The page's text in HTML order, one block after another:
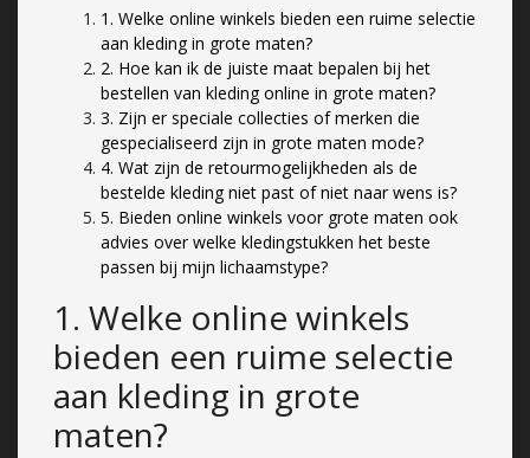
1. Welke online winkels bieden een ruime selectie
aan kleding in grote maten?
2. Hoe kan ik de juiste maat bepalen bij het
bestellen van kleding online in grote maten?
3. Zijn er speciale collecties of merken die
gespecialiseerd zijn in grote maten mode?
4. Wat zijn de retourmogelijkheden als de
bestelde kleding niet past of niet naar wens is?
5. Bieden online winkels voor grote maten ook
advies over welke kledingstukken het beste
passen bij mijn lichaamstype?
1. Welke online winkels
bieden een ruime selectie
aan kleding in grote
maten?